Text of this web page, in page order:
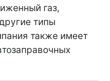
газ,
типы
также имеет